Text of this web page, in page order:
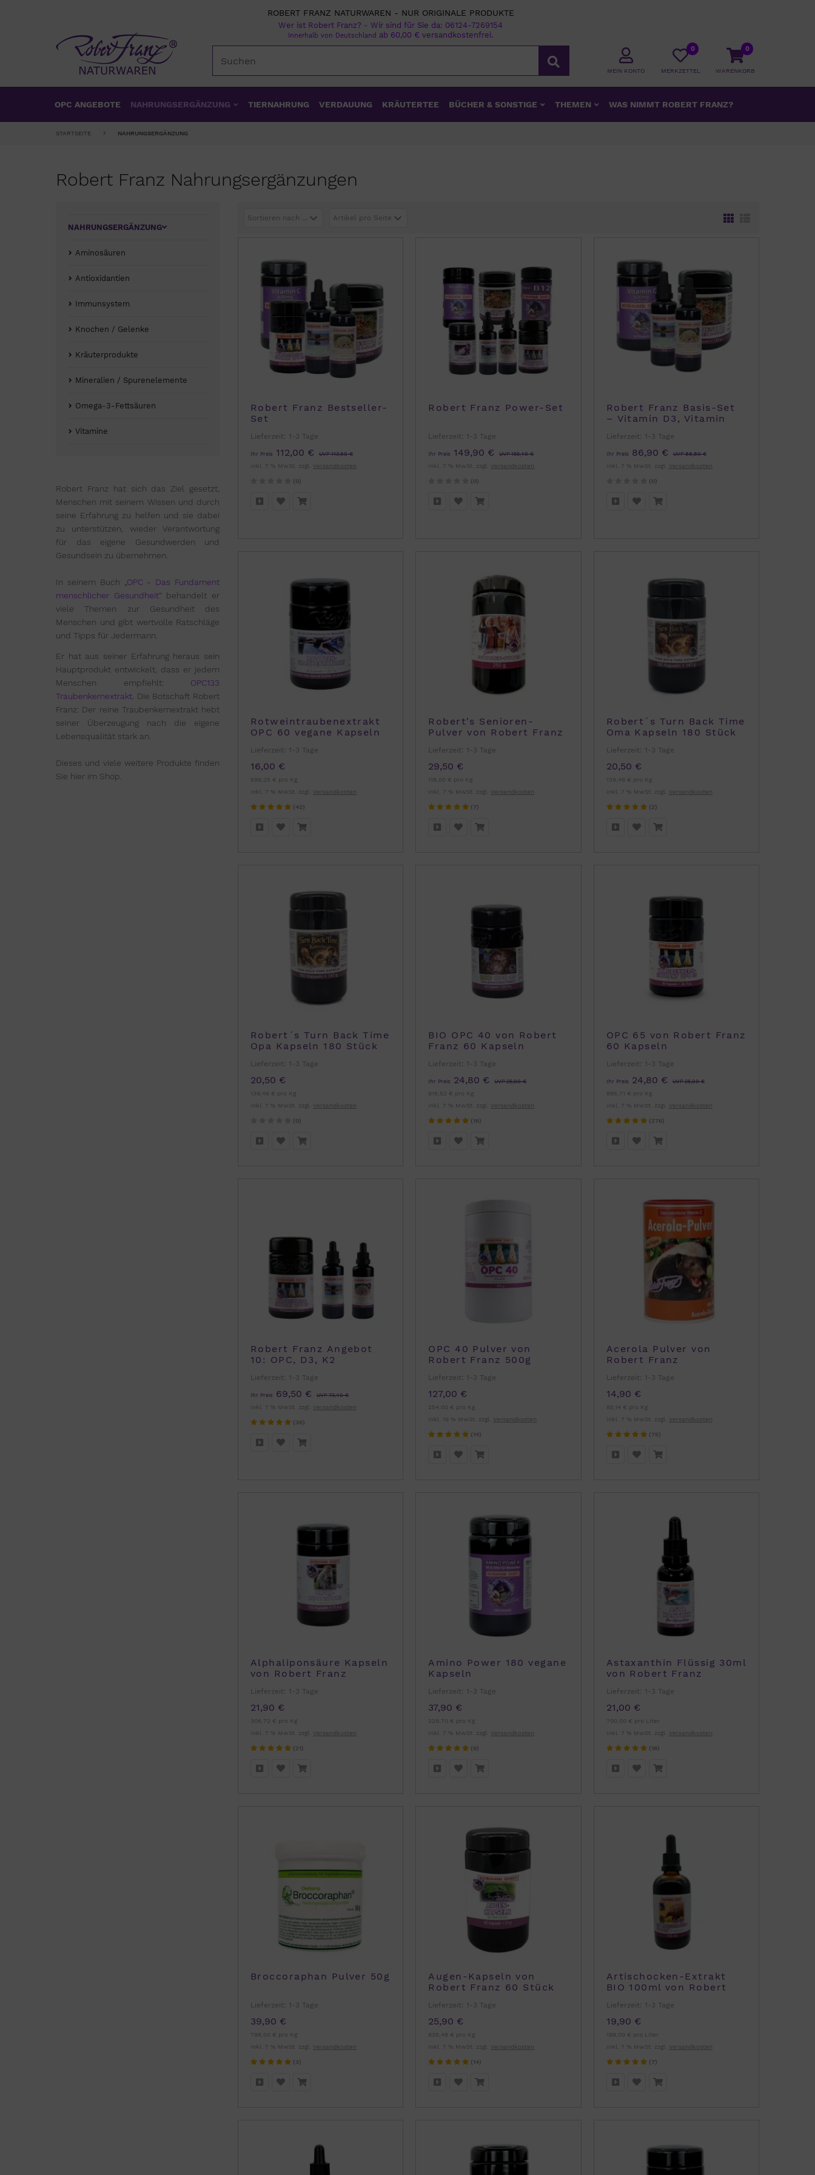
ROBERT FRANZ NATURWAREN - NUR ORIGINALE PRODUKTE
Wer ist Robert Franz? -Wir sind für Sie da: 06124-7269154
Innerhalb von Deutschland ab 60,00 € versandkostenfrei.
0
WARENKORB
0
MERKZETTEL
MEIN KONTO
OPC ANGEBOTE NAHRUNGSERGÄNZUNG TIERNAHRUNG VERDAUUNG KRÄUTERTEE BÜCHER & SONSTIGE THEMEN WAS NIMMT ROBERT FRANZ?
STARTSEITE NAHRUNGSERGÄNZUNG
Robert Franz Nahrungsergänzungen
Sortieren nach ... Artikel pro Seite
Robert Franz Bestseller-
Set
Lieferzeit: 1-3 Tage
Ihr Preis 112,00 € UVP 113,60 €
inkl. 7 % MwSt. zzgl. Versandkosten
(0)
Robert Franz Power-Set
Lieferzeit: 1-3 Tage
Ihr Preis 149,90 € UVP 155,40 €
inkl. 7 % MwSt. zzgl. Versandkosten
(0)
Robert Franz Basis-Set
– Vitamin D3, Vitamin
C
Lieferzeit: 1-3 Tage
Ihr Preis 86,90 € UVP 88,80 €
inkl. 7 % MwSt. zzgl. Versandkosten
(0)
Rotweintraubenextrakt
OPC 60 vegane Kapseln
Lieferzeit: 1-3 Tage
16,00 €
599,25 € pro Kg
inkl. 7 % MwSt. zzgl.
Versandkosten
(42)
Robert's Senioren-
Pulver von Robert Franz
Lieferzeit: 1-3 Tage
29,50 €
118,00 € pro Kg
inkl. 7 % MwSt. zzgl.
Versandkosten
(7)
Robert´s Turn Back Time
Oma Kapseln 180 Stück
Lieferzeit: 1-3 Tage
20,50 €
139,46 € pro Kg
inkl. 7 % MwSt. zzgl.
Versandkosten
(2)
Robert´s Turn Back Time
Opa Kapseln 180 Stück
Lieferzeit: 1-3 Tage
20,50 €
139,46 € pro Kg
inkl. 7 % MwSt. zzgl.
Versandkosten
(0)
BIO OPC 40 von Robert
Franz 60 Kapseln
Lieferzeit: 1-3 Tage
Ihr Preis 24,80 € UVP 25,00 €
918,52 € pro Kg
inkl. 7 % MwSt. zzgl.
Versandkosten
(16)
OPC 65 von Robert Franz
60 Kapseln
Lieferzeit: 1-3 Tage
Ihr Preis 24,80 € UVP 25,00 €
885,71 € pro Kg
inkl. 7 % MwSt. zzgl.
Versandkosten
(276)
Robert Franz Angebot
10: OPC, D3, K2
Lieferzeit: 1-3 Tage
Ihr Preis 69,50 € UVP 73,40 €
inkl. 7 % MwSt. zzgl. Versandkosten
(36)
OPC 40 Pulver von
Robert Franz 500g
Lieferzeit: 1-3 Tage
127,00 €
254,00 € pro Kg
inkl. 19 % MwSt. zzgl.
Versandkosten
(14)
Acerola Pulver von
Robert Franz
Lieferzeit: 1-3 Tage
14,90 €
85,14 € pro Kg
inkl. 7 % MwSt. zzgl.
Versandkosten
(75)
Alphaliponsäure Kapseln
von Robert Franz
Lieferzeit: 1-3 Tage
21,90 €
306,72 € pro Kg
inkl. 7 % MwSt. zzgl.
Versandkosten
(21)
Amino Power 180 vegane
Kapseln
Lieferzeit: 1-3 Tage
37,90 €
229,70 € pro Kg
inkl. 7 % MwSt. zzgl.
Versandkosten
(9)
Astaxanthin Flüssig 30ml
von Robert Franz
Lieferzeit: 1-3 Tage
21,00 €
700,00 € pro Liter
inkl. 7 % MwSt. zzgl.
Versandkosten
(18)
Broccoraphan Pulver 50g
Lieferzeit: 1-3 Tage
39,90 €
798,00 € pro Kg
inkl. 7 % MwSt. zzgl.
Versandkosten
(3)
Augen-Kapseln von
Robert Franz 60 Stück
Lieferzeit: 1-3 Tage
25,90 €
835,48 € pro Kg
inkl. 7 % MwSt. zzgl.
Versandkosten
(14)
Artischocken-Extrakt
BIO 100ml von Robert
Lieferzeit: 1-3 Tage
19,90 €
199,00 € pro Liter
inkl. 7 % MwSt. zzgl.
Versandkosten
(7)
NAHRUNGSERGÄNZUNG
Aminosäuren
Antioxidantien
Immunsystem
Knochen / Gelenke
Kräuterprodukte
Mineralien / Spurenelemente
Omega-3-Fettsäuren
Vitamine
Robert Franz hat sich das Ziel gesetzt,
Menschen mit seinem Wissen und durch
seine Erfahrung zu helfen und sie dabei
zu unterstützen, wieder Verantwortung
für das eigene Gesundwerden und
Gesundsein zu übernehmen.
In seinem Buch „ OPC - Das Fundament
menschlicher Gesundheit“ behandelt er
viele Themen zur Gesundheit des
Menschen und gibt wertvolle Ratschläge
und Tipps für Jedermann.
Er hat aus seiner Erfahrung heraus sein
Hauptprodukt entwickelt, dass er jedem
Menschen empfiehlt: OPC133
Traubenkernextrakt . Die Botschaft Robert
Franz: Der reine Traubenkernextrakt hebt
seiner Überzeugung nach die eigene
Lebensqualität stark an.
Dieses und viele weitere Produkte finden
Sie hier im Shop.